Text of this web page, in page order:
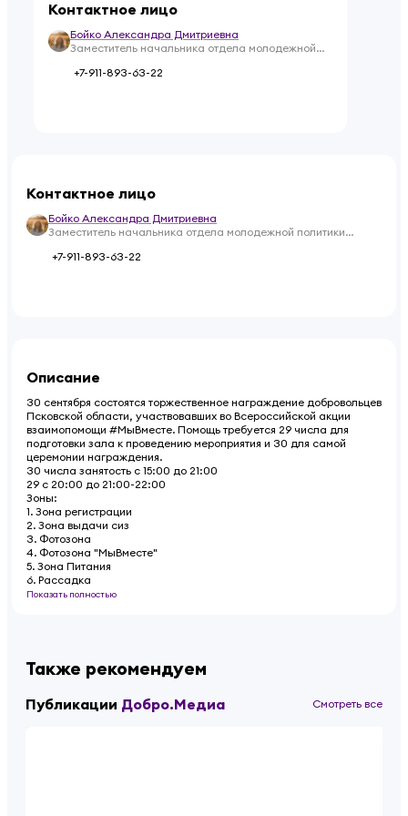
Контактное лицо
Бойко Александра Дмитриевна
Заместитель начальника отдела молодежной
молодежной политики Администрации
+7-911-893-63-22
Контактное лицо
Бойко Александра Дмитриевна
Заместитель начальника отдела молодежной политики
Администрации Псковской области
+7-911-893-63-22
Описание
30 сентября состоятся торжественное награждение добровольцев
Псковской области, участвовавших во Всероссийской акции
взаимопомощи #МыВместе. Помощь требуется 29 числа для
подготовки зала к проведению мероприятия и 30 для самой
церемонии награждения.
30 числа занятость с 15:00 до 21:00
29 с 20:00 до 21:00-22:00
Зоны:
1. Зона регистрации
2. Зона выдачи сиз
3. Фотозона
4. Фотозона "МыВместе"
5. Зона Питания
6. Рассадка
Показать полностью
Также рекомендуем
Публикации Добро.Медиа Смотреть все